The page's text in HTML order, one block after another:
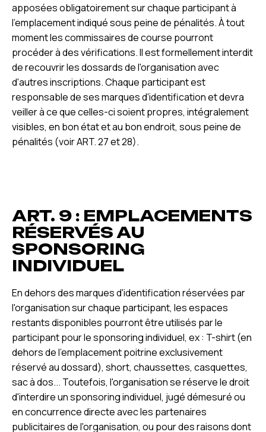
apposées obligatoirement sur chaque participant à
l'emplacement indiqué sous peine de pénalités. À tout
moment les commissaires de course pourront
procéder à des vérifications. Il est formellement interdit
de recouvrir les dossards de l'organisation avec
d'autres inscriptions. Chaque participant est
responsable de ses marques d'identification et devra
veiller à ce que celles-ci soient propres, intégralement
visibles, en bon état et au bon endroit, sous peine de
pénalités (voir ART. 27 et 28).
ART. 9 : EMPLACEMENTS
RÉSERVÉS AU
SPONSORING
INDIVIDUEL
En dehors des marques d'identification réservées par
l'organisation sur chaque participant, les espaces
restants disponibles pourront être utilisés par le
participant pour le sponsoring individuel, ex : T-shirt (en
dehors de l'emplacement poitrine exclusivement
réservé au dossard), short, chaussettes, casquettes,
sac à dos... Toutefois, l'organisation se réserve le droit
d'interdire un sponsoring individuel, jugé démesuré ou
en concurrence directe avec les partenaires
publicitaires de l'organisation, ou pour des raisons dont